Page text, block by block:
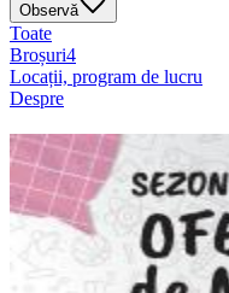
Observă
Toate
Broșuri4
Locații, program de lucru
Despre